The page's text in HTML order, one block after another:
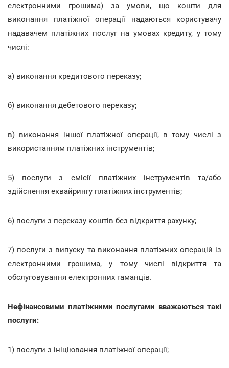
електронними грошима) за умови, що кошти для
виконання платіжної операції надаються користувачу
надавачем платіжних послуг на умовах кредиту, у тому
числі:
а) виконання кредитового переказу;
б) виконання дебетового переказу;
в) виконання іншої платіжної операції, в тому числі з
використанням платіжних інструментів;
5) послуги з емісії платіжних інструментів та/або
здійснення еквайрингу платіжних інструментів;
6) послуги з переказу коштів без відкриття рахунку;
7) послуги з випуску та виконання платіжних операцій із
електронними грошима, у тому числі відкриття та
обслуговування електронних гаманців.
Нефінансовими платіжними послугами вважаються такі
послуги:
1) послуги з ініціювання платіжної операції;